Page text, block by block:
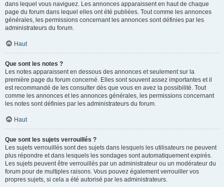
dans lequel vous naviguez. Les annonces apparaissent en haut de chaque
page du forum dans lequel elles ont été publiées. Tout comme les annonces
générales, les permissions concernant les annonces sont définies par les
administrateurs du forum.
Haut
Que sont les notes ?
Les notes apparaissent en dessous des annonces et seulement sur la
première page du forum concerné. Elles sont souvent assez importantes et il
est recommandé de les consulter dès que vous en avez la possibilité. Tout
comme les annonces et les annonces générales, les permissions concernant
les notes sont définies par les administrateurs du forum.
Haut
Que sont les sujets verrouillés ?
Les sujets verrouillés sont des sujets dans lesquels les utilisateurs ne peuvent
plus répondre et dans lesquels les sondages sont automatiquement expirés.
Les sujets peuvent être verrouillés par un administrateur ou un modérateur du
forum pour de multiples raisons. Vous pouvez également verrouiller vos
propres sujets, si cela a été autorisé par les administrateurs.